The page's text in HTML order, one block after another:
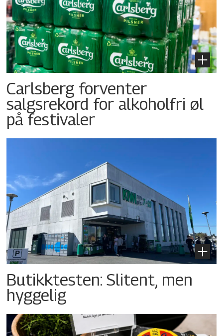
Carlsberg forventer
salgsrekord for alkoholfri øl
på festivaler
Butikktesten: Slitent, men
hyggelig